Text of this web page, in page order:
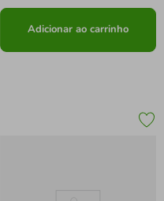
Adicionar ao carrinho